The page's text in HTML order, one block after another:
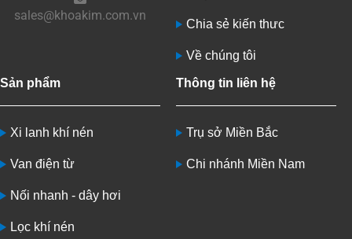
sales@khoakim.com.vn
Chia sẻ kiến thưc
Về chúng tôi
Sản phẩm
Xi lanh khí nén
Van điện từ
Nối nhanh - dây hơi
Lọc khí nén
Thông tin liên hệ
Trụ sở Miền Bắc
Chi nhánh Miền Nam